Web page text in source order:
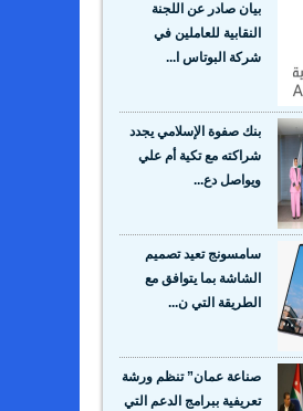
بيان صادر عن اللجنة
النقابية للعاملين في
شركة البوتاس ا...
بنك صفوة الإسلامي يجدد
شراكته مع تكية أم علي
ويواصل دع...
سامسونج تعيد تصميم
الشاشة بما يتوافق مع
الطريقة التي ن...
صناعة عمان” تنظم ورشة
تعريفية ببرامج الدعم التي